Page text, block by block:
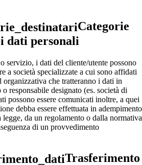
Categorie
dati personali
servizio, i dati del cliente/utente possono
a società specializzate a cui sono affidati
che tratteranno i dati in
responsabile designato (es. società di
possono essere comunicati inoltre, a quei
debba essere effettuata in adempimento
da un regolamento o dalla normativa
di un provvedimento
Trasferimento